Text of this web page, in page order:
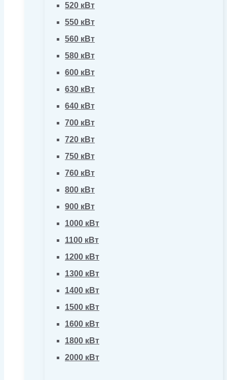
520 кВт
550 кВт
560 кВт
580 кВт
600 кВт
630 кВт
640 кВт
700 кВт
720 кВт
750 кВт
760 кВт
800 кВт
900 кВт
1000 кВт
1100 кВт
1200 кВт
1300 кВт
1400 кВт
1500 кВт
1600 кВт
1800 кВт
2000 кВт